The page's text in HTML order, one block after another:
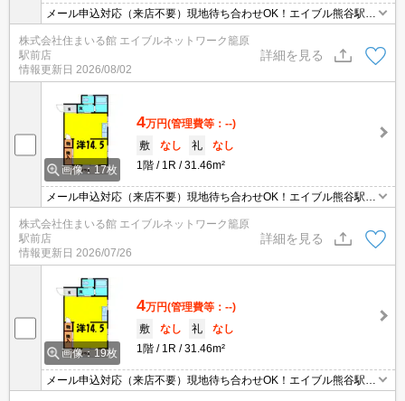
メール申込対応（来店不要）現地待ち合わせOK！エイブル熊谷駅前
店のおすすめ！エイブルはクレジット決済可能です♪敷金/礼金０ヵ
月♪ 保証人も不要です！エイブル熊谷駅前店は賃貸・売買・管理な
ど不動産全般で相談できます（＾＾）♪エイブルは熊谷駅前と籠原駅
前に店舗があります。（要予約）ペット応相談。
株式会社住まいる館 エイブルネットワーク籠原
駅前店
情報更新日 2026/08/02
詳細を見る
画像：17枚
4万円(管理費等：--)
敷
なし 礼
なし
1階
1R 31.46m²
メール申込対応（来店不要）現地待ち合わせOK！エイブル熊谷駅前
店のおすすめ！エイブルはクレジット決済可能です♪敷金/礼金０ヵ
月♪ 保証人も不要です！エイブル熊谷駅前店は賃貸・売買・管理な
ど不動産全般で相談できます（＾＾）♪エイブルは熊谷駅前と籠原駅
前に店舗があります。（要予約）ペット応相談。
株式会社住まいる館 エイブルネットワーク籠原
駅前店
情報更新日 2026/07/26
詳細を見る
画像：19枚
4万円(管理費等：--)
敷
なし 礼
なし
1階
1R 31.46m²
メール申込対応（来店不要）現地待ち合わせOK！エイブル熊谷駅前
店のおすすめ！エイブルはクレジット決済可能です♪敷金/礼金０ヵ